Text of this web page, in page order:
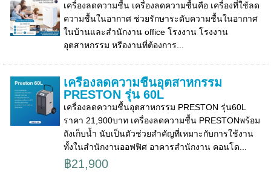
เครื่องลดความชื้น เครื่องลดความชื้นคือ เครื่องที่ใช้ลด
ความชื้นในอากาศ ช่วยรักษาระดับความชื้นในอากาศ
ในบ้านและสำนักงาน office โรงงาน โรงงาน
อุตสาหกรรม หรืองานที่ต้องการ...
เครื่องลดความชื้นอุตสาหกรรม
PRESTON รุ่น 60L
เครื่องลดความชื้นอุตสาหกรรม PRESTON รุ่น60L
ราคา 21,900บาท เครื่องลดความชื้น PRESTONพร้อม
ถังเก็บน้ำ นับเป็นตัวช่วยสำคัญที่เหมาะกับการใช้งาน
ทั้งในสำนักงานออฟฟิศ อาคารสำนักงาน คอนโด...
฿21,900